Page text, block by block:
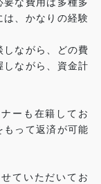
、かなりの経験
ながら、どの費
ながら、資金計
ーも在籍してお
もって返済が可能
ていただいてお